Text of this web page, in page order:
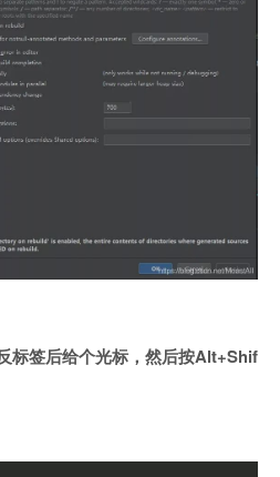
标签后给个光标，然后按Alt+Shif